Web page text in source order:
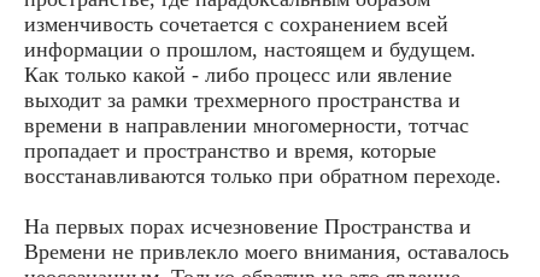
изменчивость сочетается с сохранением всей
информации о прошлом, настоящем и будущем.
Как только какой - либо процесс или явление
выходит за рамки трехмерного пространства и
времени в направлении многомерности, тотчас
пропадает и пространство и время, которые
восстанавливаются только при обратном переходе.
На первых порах исчезновение Пространства и
Времени не привлекло моего внимания, оставалось